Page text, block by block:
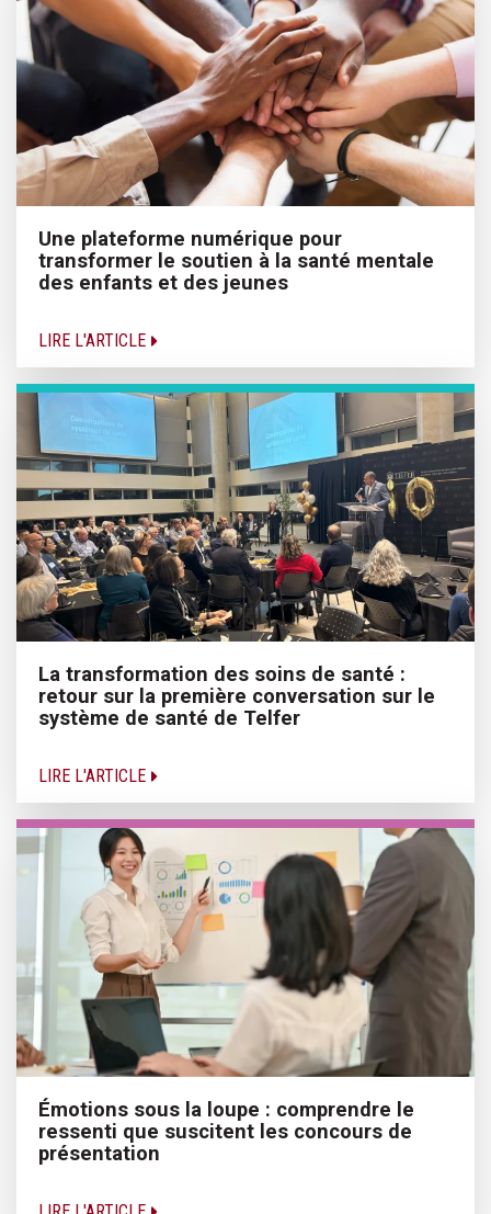
Une plateforme numérique pour
transformer le soutien à la santé mentale
des enfants et des jeunes
LIRE L'ARTICLE
La transformation des soins de santé :
retour sur la première conversation sur le
système de santé de Telfer
LIRE L'ARTICLE
Émotions sous la loupe : comprendre le
ressenti que suscitent les concours de
présentation